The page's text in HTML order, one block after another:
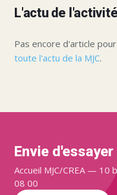
L'actu de l'activité
Pas encore d'article
toute l'actu de la MJC.
Envie d'essayer
Accueil MJC/CREA — 10
08 00